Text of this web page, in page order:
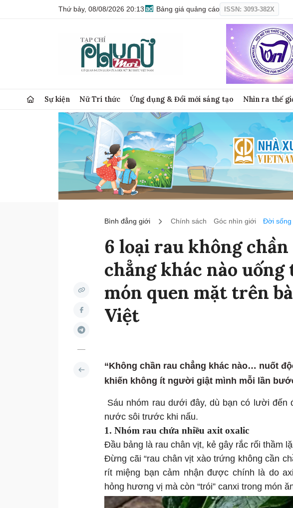
Thứ bảy, 08/08/2026 20:13 Bảng giá quảng cáo ISSN: 3093-382X
Sự kiện Nữ Trí thức Ứng dụng & Đổi mới sáng tạo Nhìn ra thế
Bình đẳng giới Chính sách Góc nhìn giới Đời sống
6 loại rau không
chẳng khác nào uống
món quen mặt trên
Việt
“Không chần rau chẳng khác nào… nuốt
khiến không ít người giật mình mỗi lần
Sáu nhóm rau dưới đây, dù bạn có lười đến
nước sôi trước khi nấu.
1. Nhóm rau chứa nhiều axit oxalic
Đầu bảng là rau chân vịt, kẻ gây rắc rối thầm
Đừng cãi “rau chân vịt xào trứng không cần
rít miệng bạn cảm nhận được chính là do
hỏng hương vị mà còn “trói” canxi trong món